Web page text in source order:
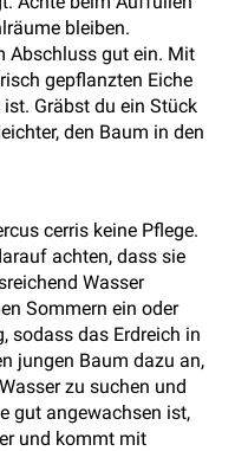
bleiben.
Abschluss gut ein. Mit
gepflanzten Eiche
Gräbst du ein Stück
den Baum in den
cerris keine Pflege.
achten, dass sie
Wasser
Sommern ein oder
sodass das Erdreich in
jungen Baum dazu an,
zu suchen und
gut angewachsen ist,
und kommt mit